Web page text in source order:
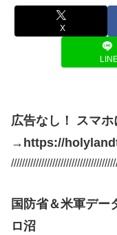
X
広告なし！ スマホ
→https://
国防省＆米軍デー
ロ沼